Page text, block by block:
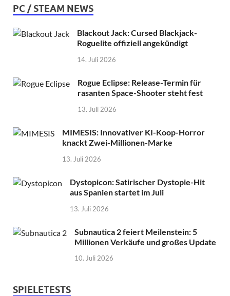
PC / STEAM NEWS
Blackout Jack: Cursed Blackjack-
Roguelite offiziell angekündigt
14. Juli 2026
Rogue Eclipse: Release-Termin für
rasanten Space-Shooter steht fest
13. Juli 2026
MIMESIS: Innovativer KI-Koop-Horror
knackt Zwei-Millionen-Marke
13. Juli 2026
Dystopicon: Satirischer Dystopie-Hit
aus Spanien startet im Juli
13. Juli 2026
Subnautica 2 feiert Meilenstein: 5
Millionen Verkäufe und großes Update
10. Juli 2026
SPIELETESTS